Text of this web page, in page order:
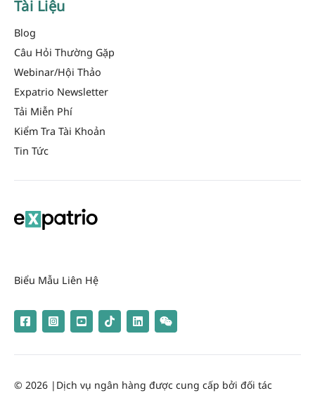
Tài Liệu
Blog
Câu Hỏi Thường Gặp
Webinar/Hội Thảo
Expatrio Newsletter
Tải Miễn Phí
Kiểm Tra Tài Khoản
Tin Tức
Biểu Mẫu Liên Hệ
© 2026 | Dịch vụ ngân hàng được cung cấp bởi đối tác